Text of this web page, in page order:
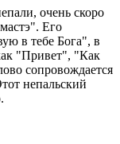
очень скоро
Его
в тебе Бога", в
"Привет", "Как
сопровождается
непальский